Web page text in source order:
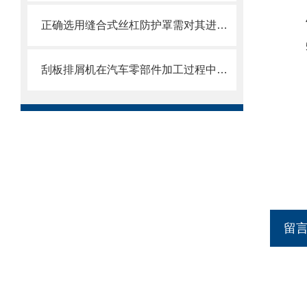
正确选用缝合式丝杠防护罩需对其进行风险评估
刮板排屑机在汽车零部件加工过程中的作用
留